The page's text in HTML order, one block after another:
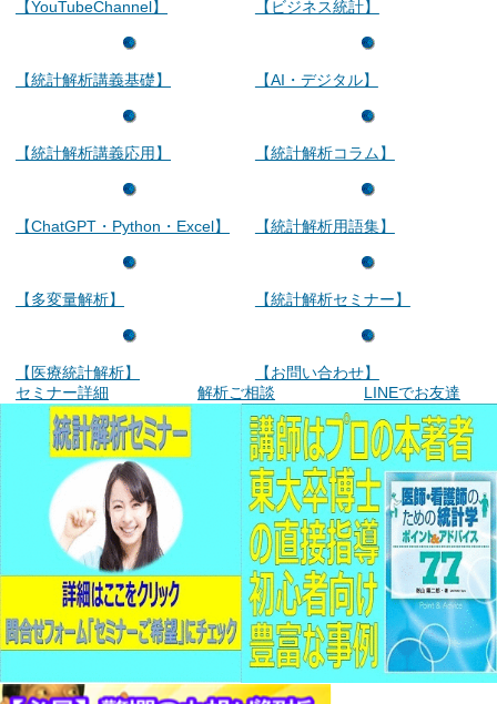
【YouTubeChannel】
【統計解析講義基礎】
【統計解析講義応用】
【ChatGPT・Python・Excel】
【多変量解析】
【医療統計解析】
【ビジネス統計】
【AI・デジタル】
【統計解析コラム】
【統計解析用語集】
【統計解析セミナー】
【お問い合わせ】
セミナー詳細
解析ご相談 LINEでお友達